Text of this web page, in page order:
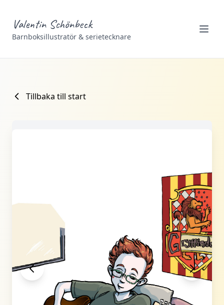
Valentin Schönbeck
Barnboksillustratör & serietecknare
Tillbaka till start